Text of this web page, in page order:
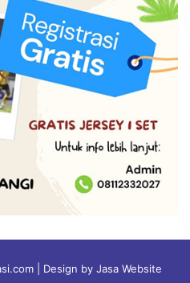
| Design by Jasa Website